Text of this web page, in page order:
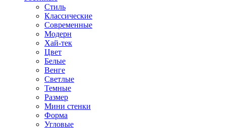
Стиль
Классические
Современные
Модерн
Хай-тек
Цвет
Белые
Венге
Светлые
Темные
Размер
Мини стенки
Форма
Угловые